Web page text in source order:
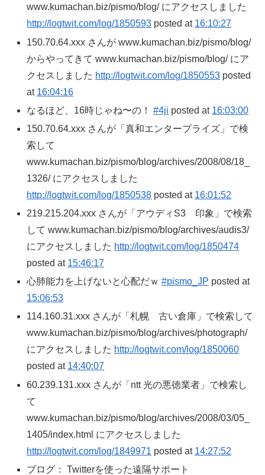
www.kumachan.biz/pismo/blog/ にアクセスしました
http://logtwit.com/log/1850593 posted at 16:10:27
150.70.64.xxx さんが www.kumachan.biz/pismo/blog/
からやってきて www.kumachan.biz/pismo/blog/ にア
クセスしました http://logtwit.com/log/1850553 posted
at 16:04:16
なるほど、16時じゃね〜の！#4ji posted at 16:03:00
150.70.64.xxx さんが「真和エンタープライズ」で検
索して
www.kumachan.biz/pismo/blog/archives/2008/08/18_
1326/ にアクセスしました
http://logtwit.com/log/1850538 posted at 16:01:52
219.215.204.xxx さんが「アウディS3 印象」で検索
して www.kumachan.biz/pismo/blog/archives/audis3/
にアクセスしました http://logtwit.com/log/1850474
posted at 15:46:17
心肺能力を上げないと心配だｗ#pismo_JP posted at
15:06:53
114.160.31.xxx さんが「札幌 古い倉庫」で検索して
www.kumachan.biz/pismo/blog/archives/photograph/
にアクセスしました http://logtwit.com/log/1850060
posted at 14:40:07
60.239.131.xxx さんが「ntt 光の悪徳業者」で検索し
て
www.kumachan.biz/pismo/blog/archives/2008/03/05_
1405/index.html にアクセスしました
http://logtwit.com/log/1849971 posted at 14:27:52
ブログ： Twitterを使った遠隔サポート